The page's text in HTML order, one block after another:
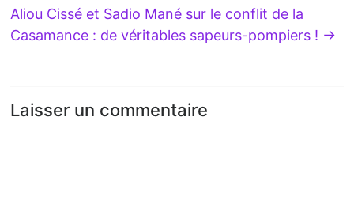
Aliou Cissé et Sadio Mané sur le conflit de la
Casamance : de véritables sapeurs-pompiers ! →
Laisser un commentaire